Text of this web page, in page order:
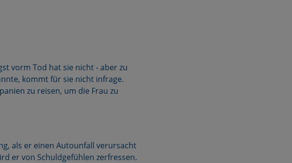
vorm Tod hat sie nicht - aber zu
kommt für sie nicht infrage.
zu reisen, um die Frau zu
als er einen Autounfall verursacht
er von Schuldgefühlen zerfressen.